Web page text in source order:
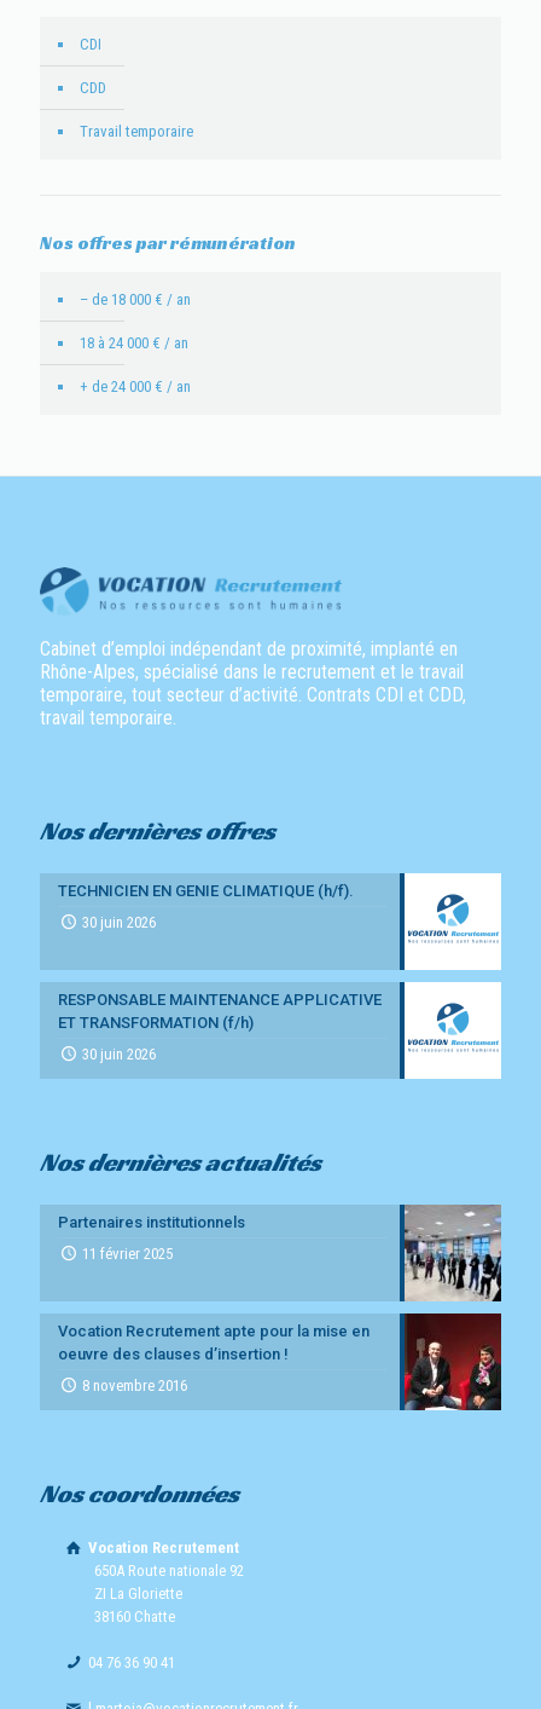
CDI
CDD
Travail temporaire
Nos offres par rémunération
– de 18 000 € / an
18 à 24 000 € / an
+ de 24 000 € / an
Cabinet d’emploi indépendant de proximité, implanté en
Rhône-Alpes, spécialisé dans le recrutement et le travail
temporaire, tout secteur d’activité. Contrats CDI et CDD,
travail temporaire.
Nos dernières offres
TECHNICIEN EN GENIE CLIMATIQUE (h/f).
30 juin 2026
RESPONSABLE MAINTENANCE APPLICATIVE
ET TRANSFORMATION (f/h)
30 juin 2026
Nos dernières actualités
Partenaires institutionnels
11 février 2025
Vocation Recrutement apte pour la mise en
oeuvre des clauses d’insertion !
8 novembre 2016
Nos coordonnées
Vocation Recrutement
650A Route nationale 92
ZI La Gloriette
38160 Chatte
04 76 36 90 41